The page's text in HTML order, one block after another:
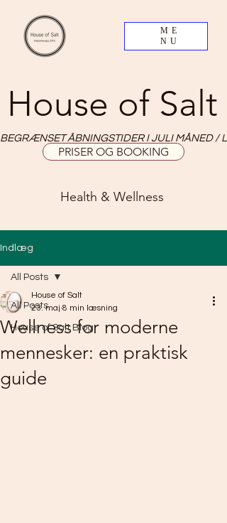
ME
NU
House of Salt
Health & Wellness
PRISER OG BOOKING
BEGRÆNSET ÅBNINGSTIDER I JULI MÅNED /
Indlæg
All Posts
House of Salt Blog
All Posts
Wellness for moderne
mennesker: en praktisk
guide
House of Salt
23. maj 8 min læsning